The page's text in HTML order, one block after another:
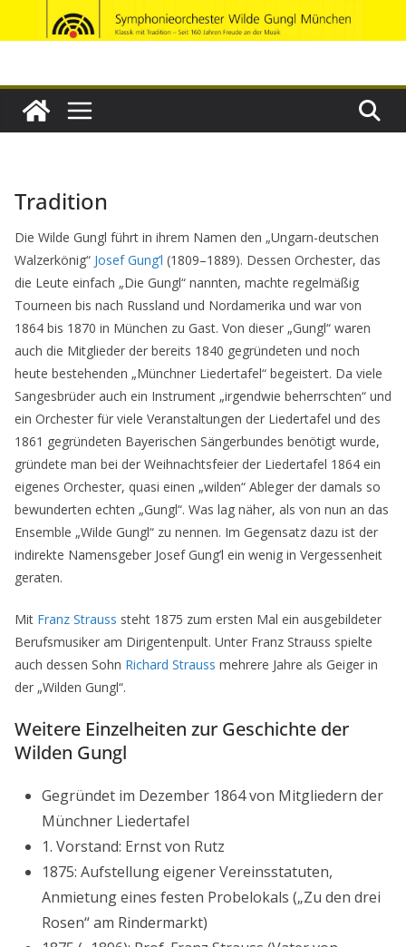
Inhalt
Tradition
Die Wilde Gungl führt in ihrem Namen den „Ungarn-deutschen
Walzerkönig“ Josef Gung’l (1809–1889). Dessen Orchester, das
die Leute einfach „Die Gungl“ nannten, machte regelmäßig
Tourneen bis nach Russland und Nordamerika und war von
1864 bis 1870 in München zu Gast. Von dieser „Gungl“ waren
auch die Mitglieder der bereits 1840 gegründeten und noch
heute bestehenden „Münchner Liedertafel“ begeistert. Da viele
Sangesbrüder auch ein Instrument „irgendwie beherrschten“ und
ein Orchester für viele Veranstaltungen der Liedertafel und des
1861 gegründeten Bayerischen Sängerbundes benötigt wurde,
gründete man bei der Weihnachtsfeier der Liedertafel 1864 ein
eigenes Orchester, quasi einen „wilden“ Ableger der damals so
bewunderten echten „Gungl“. Was lag näher, als von nun an das
Ensemble „Wilde Gungl“ zu nennen. Im Gegensatz dazu ist der
indirekte Namensgeber Josef Gung’l ein wenig in Vergessenheit
geraten.
Mit Franz Strauss steht 1875 zum ersten Mal ein ausgebildeter
Berufsmusiker am Dirigentenpult. Unter Franz Strauss spielte
auch dessen Sohn Richard Strauss mehrere Jahre als Geiger in
der „Wilden Gungl“.
Weitere Einzelheiten zur Geschichte der
Wilden Gungl
Gegründet im Dezember 1864 von Mitgliedern der
Münchner Liedertafel
1. Vorstand: Ernst von Rutz
1875: Aufstellung eigener Vereinsstatuten,
Anmietung eines festen Probelokals („Zu den drei
Rosen“ am Rindermarkt)